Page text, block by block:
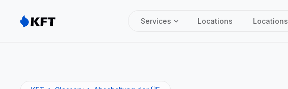
Services Locations Locations